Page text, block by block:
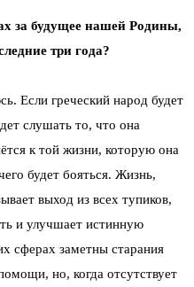
за будущее нашей Родины,
три года?
Если греческий народ будет
слушать то, что она
к той жизни, которую она
будет бояться. Жизнь,
выход из всех тупиков,
и улучшает истинную
сферах заметны старания
но, когда отсутствует